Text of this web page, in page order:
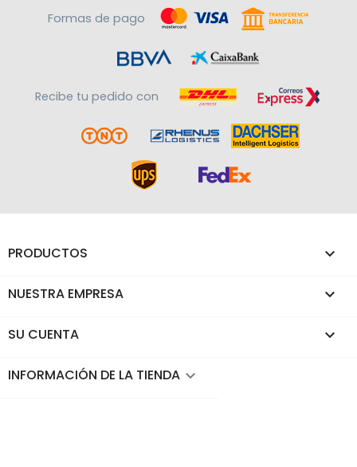
Formas de pago
Recibe tu pedido con
PRODUCTOS 
NUESTRA EMPRESA 
SU CUENTA 
INFORMACIÓN DE LA TIENDA keyboard_arrow_down